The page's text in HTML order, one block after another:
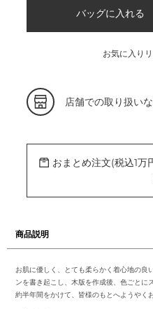
バッグに入れる
お気に入り
カ
ー
ト
品
る
店舗での取り扱い
おまとめ注文(税込1万
商品説明
お肌に優しく、とても柔らかく着心地の良
ンを書き起こし、木版を作成後、色ごとに
約半年間をかけて、皆様のもとへようやく